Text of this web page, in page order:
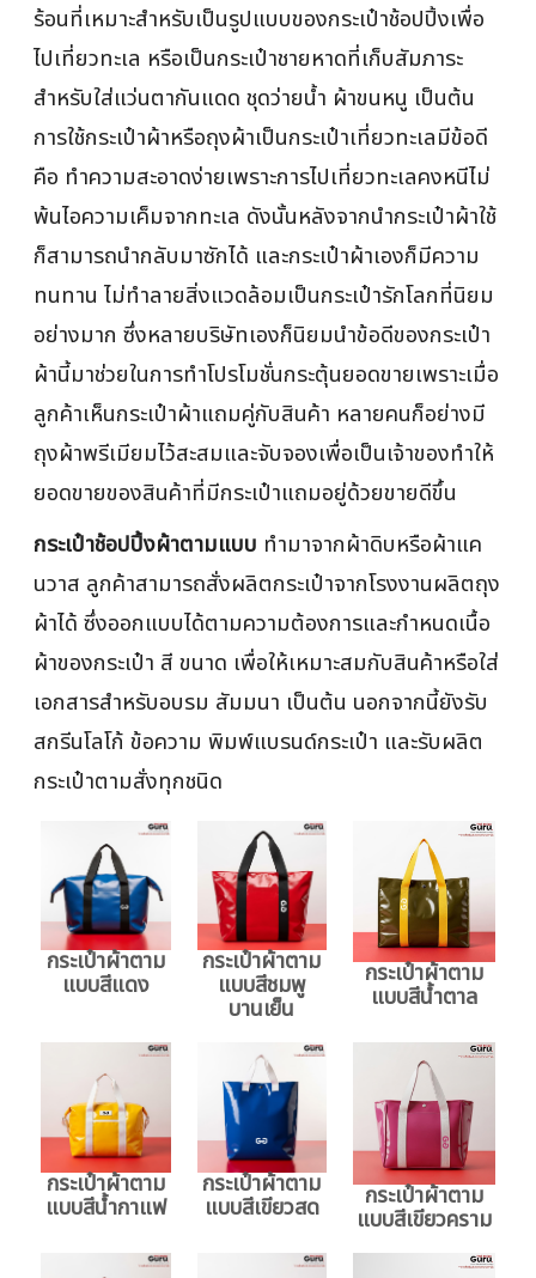
ร้อนที่เหมาะสำหรับเป็นรูปแบบของกระเป๋าช้อปปิ้งเพื่อ
ไปเที่ยวทะเล หรือเป็นกระเป๋าชายหาดที่เก็บสัมภาระ
สำหรับใส่แว่นตากันแดด ชุดว่ายน้ำ ผ้าขนหนู เป็นต้น
การใช้กระเป๋าผ้าหรือถุงผ้าเป็นกระเป๋าเที่ยวทะเลมีข้อดี
คือ ทำความสะอาดง่ายเพราะการไปเที่ยวทะเลคงหนีไม่
พ้นไอความเค็มจากทะเล ดังนั้นหลังจากนำกระเป๋าผ้าใช้
ก็สามารถนำกลับมาซักได้ และกระเป๋าผ้าเองก็มีความ
ทนทาน ไม่ทำลายสิ่งแวดล้อมเป็นกระเป๋ารักโลกที่นิยม
อย่างมาก ซึ่งหลายบริษัทเองก็นิยมนำข้อดีของกระเป๋า
ผ้านี้มาช่วยในการทำโปรโมชั่นกระตุ้นยอดขายเพราะเมื่อ
ลูกค้าเห็นกระเป๋าผ้าแถมคู่กับสินค้า หลายคนก็อย่างมี
ถุงผ้าพรีเมียมไว้สะสมและจับจองเพื่อเป็นเจ้าของทำให้
ยอดขายของสินค้าที่มีกระเป๋าแถมอยู่ด้วยขายดีขึ้น
กระเป๋าช้อปปิ้งผ้าตามแบบ ทำมาจากผ้าดิบหรือผ้าแค
นวาส ลูกค้าสามารถสั่งผลิตกระเป๋าจากโรงงานผลิตถุง
ผ้าได้ ซึ่งออกแบบได้ตามความต้องการและกำหนดเนื้อ
ผ้าของกระเป๋า สี ขนาด เพื่อให้เหมาะสมกับสินค้าหรือใส่
เอกสารสำหรับอบรม สัมมนา เป็นต้น นอกจากนี้ยังรับ
สกรีนโลโก้ ข้อความ พิมพ์แบรนด์กระเป๋า และรับผลิต
กระเป๋าตามสั่งทุกชนิด
กระเป๋าผ้าตาม
แบบสีแดง
กระเป๋าผ้าตาม
แบบสีชมพู
บานเย็น
กระเป๋าผ้าตาม
แบบสีน้ำตาล
กระเป๋าผ้าตาม
แบบสีน้ำกาแฟ
กระเป๋าผ้าตาม
แบบสีเขียวสด กระเป๋าผ้าตาม
แบบสีเขียวคราม